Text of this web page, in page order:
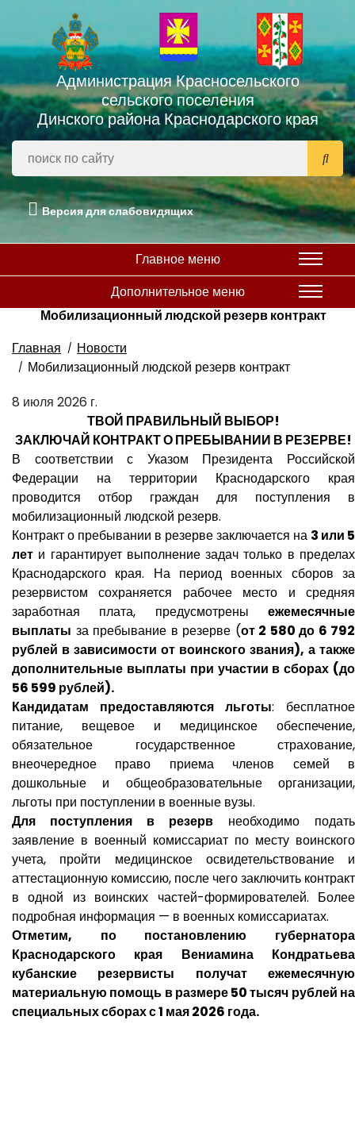
Администрация Красносельского
сельского поселения
Динского района Краснодарского края
Версия для слабовидящих
Главное меню
Дополнительное меню
Мобилизационный людской резерв контракт
Главная
Новости
Мобилизационный людской резерв контракт
8 июля 2026 г.
ТВОЙ ПРАВИЛЬНЫЙ ВЫБОР!
ЗАКЛЮЧАЙ КОНТРАКТ О ПРЕБЫВАНИИ В РЕЗЕРВЕ!
В соответствии с Указом Президента Российской
Федерации на территории Краснодарского края
проводится отбор граждан для поступления в
мобилизационный людской резерв.
Контракт о пребывании в резерве заключается на 3 или 5
лет и гарантирует выполнение задач только в пределах
Краснодарского края. На период военных сборов за
резервистом сохраняется рабочее место и средняя
заработная плата, предусмотрены ежемесячные
выплаты за пребывание в резерве (от 2 580 до 6 792
рублей в зависимости от воинского звания), а также
дополнительные выплаты при участии в сборах (до
56 599 рублей).
Кандидатам предоставляются льготы: бесплатное
питание, вещевое и медицинское обеспечение,
обязательное государственное страхование,
внеочередное право приема членов семей в
дошкольные и общеобразовательные организации,
льготы при поступлении в военные вузы.
Для поступления в резерв необходимо подать
заявление в военный комиссариат по месту воинского
учета, пройти медицинское освидетельствование и
аттестационную комиссию, после чего заключить контракт
в одной из воинских частей-формирователей. Более
подробная информация — в военных комиссариатах.
Отметим, по постановлению губернатора
Краснодарского края Вениамина Кондратьева
кубанские резервисты получат ежемесячную
материальную помощь в размере 50 тысяч рублей на
специальных сборах с 1 мая 2026 года.